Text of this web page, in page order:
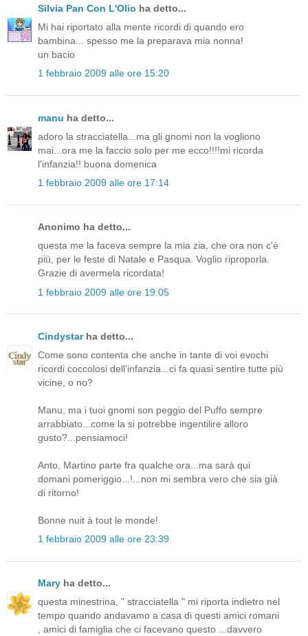
Silvia Pan Con L'Olio ha detto...
Mi hai riportato alla mente ricordi di quando ero
bambina... spesso me la preparava mia nonna!
un bacio
1 febbraio 2009 alle ore 15:20
manu ha detto...
adoro la stracciatella...ma gli gnomi non la vogliono
mai...ora me la faccio solo per me ecco!!!!mi ricorda
l'infanzia!! buona domenica
1 febbraio 2009 alle ore 17:14
Anonimo ha detto...
questa me la faceva sempre la mia zia, che ora non c'è
più, per le feste di Natale e Pasqua. Voglio riproporla.
Grazie di avermela ricordata!
1 febbraio 2009 alle ore 19:05
Cindystarha detto...
Come sono contenta che anche in tante di voi evochi
ricordi coccolosi dell'infanzia...ci fa quasi sentire tutte più
vicine, o no?
Manu, ma i tuoi gnomi son peggio del Puffo sempre
arrabbiato...come la si potrebbe ingentilire alloro
gusto?...pensiamoci!
Anto, Martino parte fra qualche ora...ma sarà qui
domani pomeriggio...!...non mi sembra vero che sia già
di ritorno!
Bonne nuit à tout le monde!
1 febbraio 2009 alle ore 23:39
Mary ha detto...
questa minestrina, " stracciatella " mi riporta indietro nel
tempo quando andavamo a casa di questi amici romani
, amici di famiglia che ci facevano questo ...davvero